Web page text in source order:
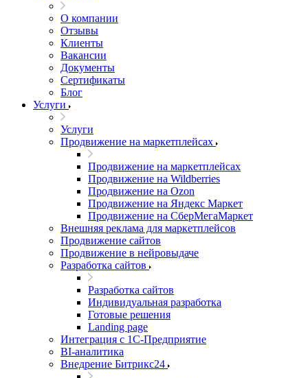
О компании
Отзывы
Клиенты
Вакансии
Документы
Сертификаты
Блог
Услуги
Услуги
Продвижение на маркетплейсах
Продвижение на маркетплейсах
Продвижение на Wildberries
Продвижение на Ozon
Продвижение на Яндекс Маркет
Продвижение на СберМегаМаркет
Внешняя реклама для маркетплейсов
Продвижение сайтов
Продвижение в нейровыдаче
Разработка сайтов
Разработка сайтов
Индивидуальная разработка
Готовые решения
Landing page
Интеграция с 1С-Предприятие
BI-аналитика
Внедрение Битрикс24